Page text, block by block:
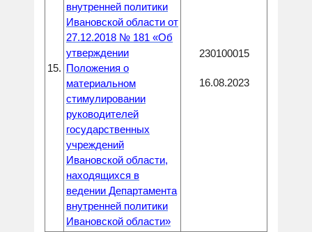
15.
внутренней политики
Ивановской области от
27.12.2018 № 181 «Об
утверждении
Положения о
материальном
стимулировании
руководителей
государственных
учреждений
Ивановской области,
находящихся в
ведении Департамента
внутренней политики
Ивановской области»
230100015
16.08.2023